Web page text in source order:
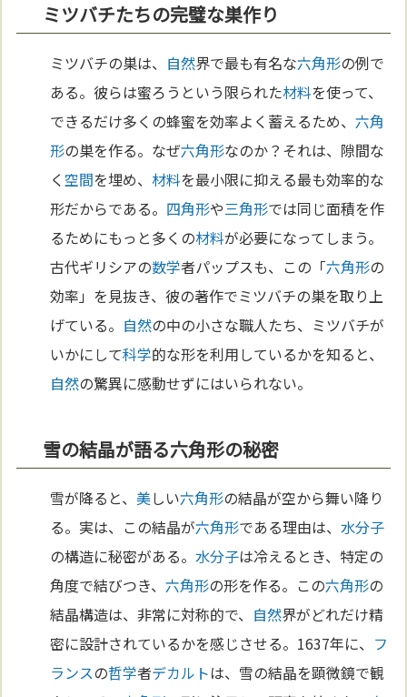
ミツバチたちの完璧な巣作り
ミツバチの巣は、 自然界で最も有名な六角形の例で
ある。彼らは蜜ろうという限られた材料を使って、
できるだけ多くの蜂蜜を効率よく蓄えるため、六角
形の巣を作る。なぜ六角形なのか？それは、隙間な
く 空間を埋め、材料を最小限に抑える最も効率的な
形だからである。 四角形や三角形では同じ面積を作
るためにもっと多くの材料が必要になってしまう。
古代ギリシアの数学者パップスも、この「六角形の
効率」を見抜き、彼の著作でミツバチの巣を取り上
げている。 自然の中の小さな職人たち、ミツバチが
いかにして科学的な形を利用しているかを知ると、
自然の驚異に感動せずにはいられない。
雪の結晶が語る六角形の秘密
雪が降ると、美しい六角形の結晶が空から舞い降り
る。実は、この結晶が六角形である理由は、水分子
の構造に秘密がある。水分子は冷えるとき、特定の
角度で結びつき、六角形の形を作る。この六角形の
結晶構造は、非常に対称的で、 自然界がどれだけ精
密に設計されているかを感じさせる。1637年に、 フ
ランスの哲学者デカルトは、雪の結晶を顕微鏡で観